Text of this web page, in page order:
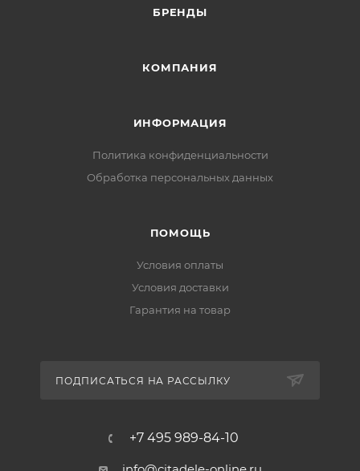
БРЕНДЫ
КОМПАНИЯ
ИНФОРМАЦИЯ
Политика конфиденциальности
Обработка персональных данных
ПОМОЩЬ
Условия оплаты
Условия доставки
Гарантия на товар
ПОДПИСАТЬСЯ НА РАССЫЛКУ
+7 495 989-84-10